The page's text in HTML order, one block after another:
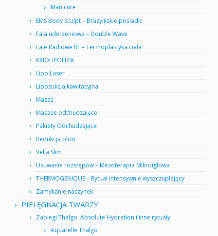
Manicure
EMS Body Sculpt – Brazylijskie pośladki
Fala uderzeniowa – Double Wave
Fale Radiowe RF – Termoplastyka ciała
KRIOLIPOLIZA
Lipo Laser
Liposukcja kawitacyjna
Masaż
Masaże odchudzające
Pakiety Odchudzające
Redukcja blizn
Vella Slim
Usuwanie rozstępów – Mezoterapia Mikroigłowa
THERMOGENIQUE – Rytuał intensywnie wyszczuplający
Zamykanie naczynek
PIELĘGNACJA TWARZY
Zabiegi Thalgo: Absolute Hydration i inne rytuały
Aquarelle Thalgo